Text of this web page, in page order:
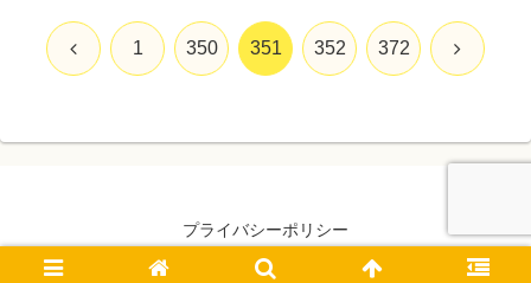
前 1 350 351 352 372 次
プライバシーポリシー
© 2022 mimoiroblog.